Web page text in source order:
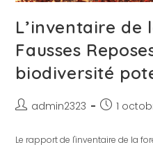
L’inventaire de
Fausses
biodiversité
admin2323 1
Le rapport de l'inventaire de la